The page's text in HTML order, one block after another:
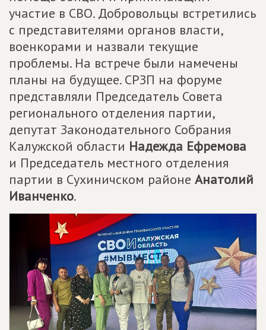
участие в СВО. Добровольцы встретились
с представителями органов власти,
военкорами и назвали текущие
проблемы. На встрече были намечены
планы на будущее. СРЗП на форуме
представляли Председатель Совета
регионального отделения партии,
депутат Законодательного Собрания
Калужской области Надежда Ефремова
и Председатель местного отделения
партии в Сухиничском районе Анатолий
Иванченко.